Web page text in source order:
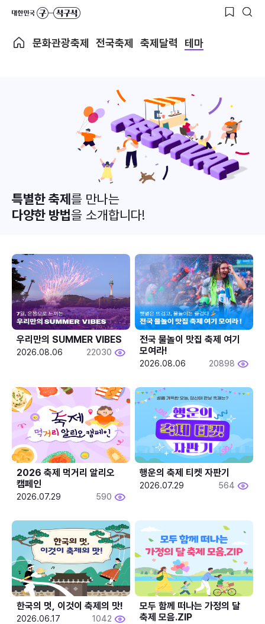
문화관광축제 전국축제 축제달력 테마
특별한 축제를 만나는
다양한 방법을 소개합니다!
우리만의 SUMMER VIBES
2026.08.06 22030
전국 물놀이 맛집 축제 여기
모여라!
2026.08.06 20898
2026 축제 먹거리 알리오
캠페인
2026.07.29 590
행운의 축제 티켓 자판기
2026.07.29 564
한국의 멋, 이것이 축제의 맛!
2026.06.17 1042
모두 함께 떠나는 가정의 달
축제 모음.ZIP